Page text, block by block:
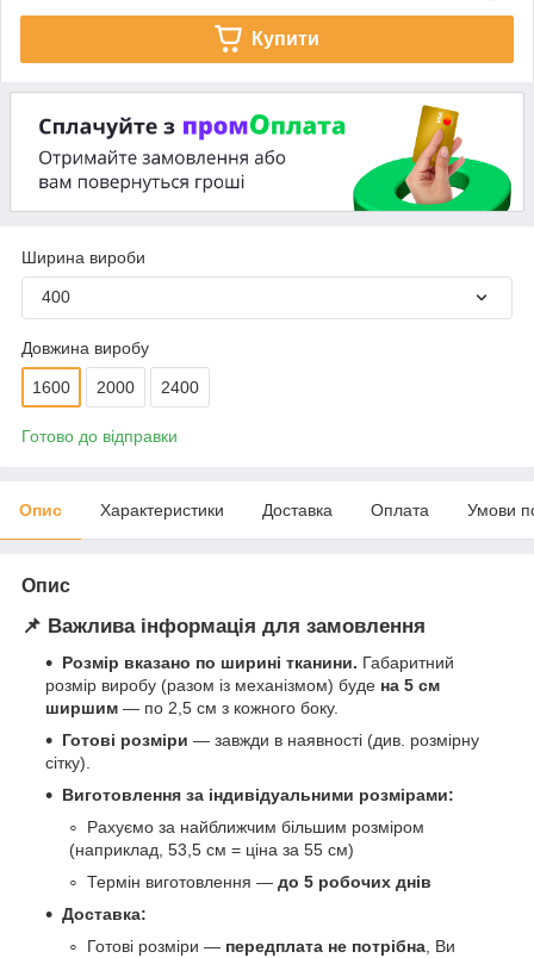
Купити
Ширина вироби
400
Довжина виробу
1600 2000 2400
Готово до відправки
Опис Характеристики Доставка Оплата Умови
Опис
📌 Важлива інформація для замовлення
Розмір вказано по ширині тканини. Габаритний
розмір виробу (разом із механізмом) буде на 5 см
ширшим — по 2,5 см з кожного боку.
Готові розміри — завжди в наявності (див. розмірну
сітку).
Виготовлення за індивідуальними розмірами:
Рахуємо за найближчим більшим розміром
(наприклад, 53,5 см = ціна за 55 см)
Термін виготовлення — до 5 робочих днів
Доставка:
Готові розміри — передплата не потрібна , Ви